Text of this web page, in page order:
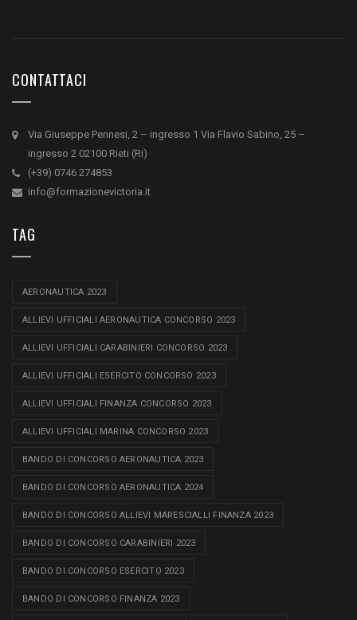
CONTATTACI
Via Giuseppe Pennesi, 2 – ingresso 1 Via Flavio Sabino, 25 –
ingresso 2 02100 Rieti (Ri)
(+39) 0746 274853
info@formazionevictoria.it
TAG
AERONAUTICA 2023
ALLIEVI UFFICIALI AERONAUTICA CONCORSO 2023
ALLIEVI UFFICIALI CARABINIERI CONCORSO 2023
ALLIEVI UFFICIALI ESERCITO CONCORSO 2023
ALLIEVI UFFICIALI FINANZA CONCORSO 2023
ALLIEVI UFFICIALI MARINA CONCORSO 2023
BANDO DI CONCORSO AERONAUTICA 2023
BANDO DI CONCORSO AERONAUTICA 2024
BANDO DI CONCORSO ALLIEVI MARESCIALLI FINANZA 2023
BANDO DI CONCORSO CARABINIERI 2023
BANDO DI CONCORSO ESERCITO 2023
BANDO DI CONCORSO FINANZA 2023